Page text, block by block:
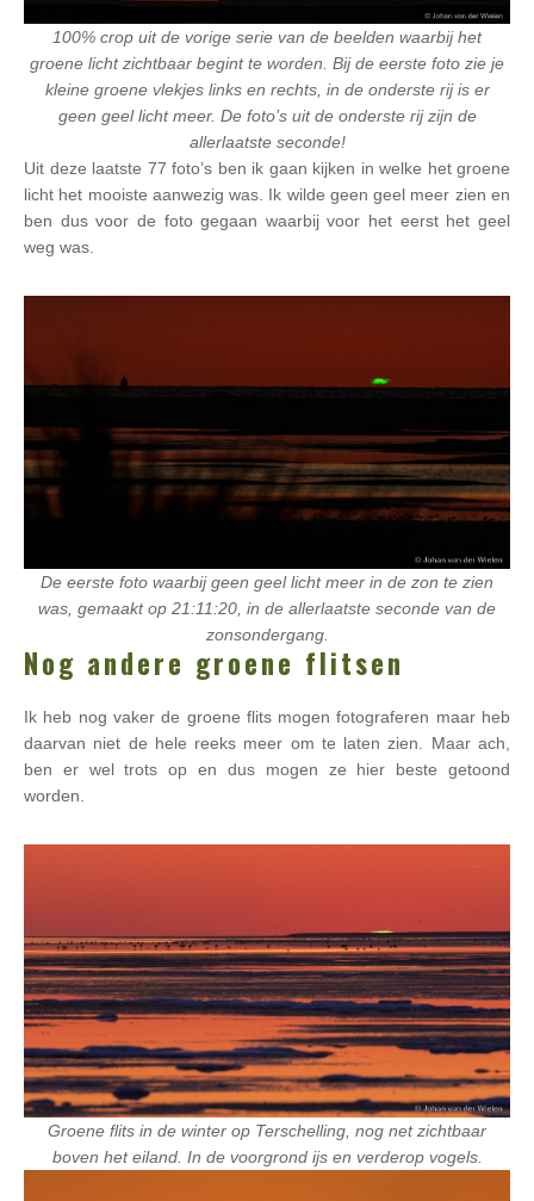
100% crop uit de vorige serie van de beelden waarbij het
groene licht zichtbaar begint te worden. Bij de eerste foto zie je
kleine groene vlekjes links en rechts, in de onderste rij is er
geen geel licht meer. De foto’s uit de onderste rij zijn de
allerlaatste seconde!
Uit deze laatste 77 foto’s ben ik gaan kijken in welke het groene
licht het mooiste aanwezig was. Ik wilde geen geel meer zien en
ben dus voor de foto gegaan waarbij voor het eerst het geel
weg was.
De eerste foto waarbij geen geel licht meer in de zon te zien
was, gemaakt op 21:11:20, in de allerlaatste seconde van de
zonsondergang.
Nog andere groene flitsen
Ik heb nog vaker de groene flits mogen fotograferen maar heb
daarvan niet de hele reeks meer om te laten zien. Maar ach,
ben er wel trots op en dus mogen ze hier beste getoond
worden.
Groene flits in de winter op Terschelling, nog net zichtbaar
boven het eiland. In de voorgrond ijs en verderop vogels.